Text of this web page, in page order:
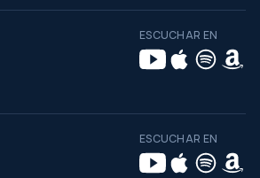
ESCUCHAR EN
ESCUCHAR EN